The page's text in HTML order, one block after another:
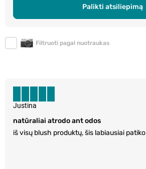
Palikti atsiliepimą
Filtruoti pagal nuotraukas
natūraliai atrodo ant odos
iš visų blush produktų, šis labiausiai patiko
Justina